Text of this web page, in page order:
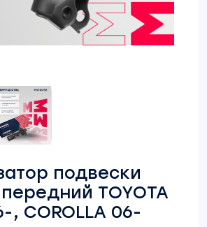
подвески
TOYOTA
, COROLLA 06-